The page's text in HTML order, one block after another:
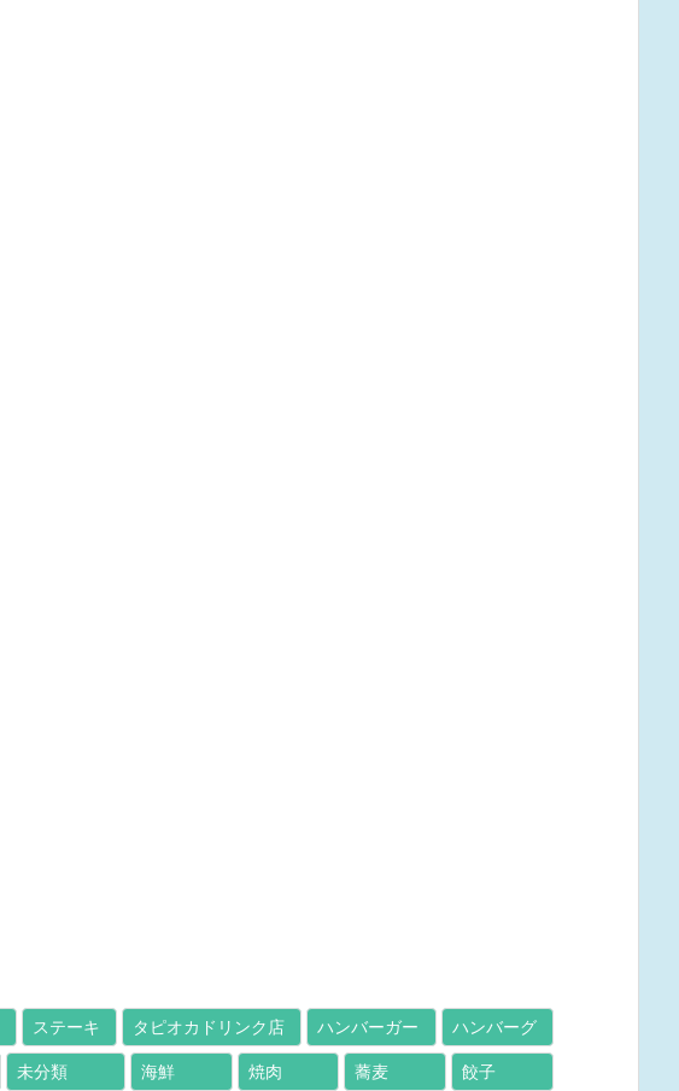
ステーキ タピオカドリンク店 ハンバーガー ハンバーグ
未分類 海鮮 焼肉 蕎麦 餃子